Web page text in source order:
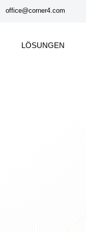
office@corner4.com
LÖSUNGEN